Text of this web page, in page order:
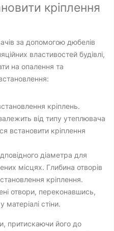
кріплення
за допомогою дюбелів
властивостей будівлі,
на опалення та
кріплень.
від типу утеплювача
встановити кріплення
діаметра для
місцях. Глибина отворів
кріплення.
отвори, переконавшись,
стіни.
притискаючи його до